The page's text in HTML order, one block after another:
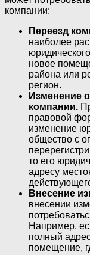
компании:
Переезд
наиболее
новое
района или
регион.
Изменение
компании.
правовой
изменение
общество с
то его
адресу
Внесение
внесении
Например,
полный
помещение,